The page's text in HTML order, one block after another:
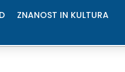
ZNANOST IN KULTURA